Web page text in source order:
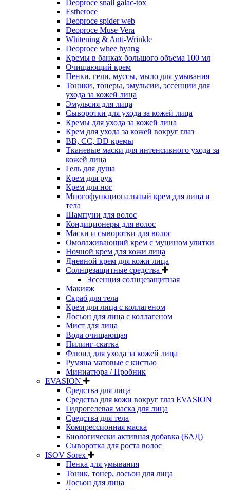
Deoproce snail galac-tox
Estheroce
Deoproce spider web
Deoproce Muse Vera
Whitening & Anti-Wrinkle
Deoproce whee hyang
Кремы в банках большого объема 100 мл
Очищающий крем
Пенки, гели, муссы, мыло для умывания
Тоники, тонеры, эмульсии, эссенции для
ухода за кожей лица
Эмульсия для лица
Сыворотки для ухода за кожей лица
Кремы для ухода за кожей лица
Крем для ухода за кожей вокруг глаз
BB, CC, DD кремы
Тканевые маски для интенсивного ухода за
кожей лица
Гель для душа
Крем для рук
Крем для ног
Многофункциональный крем для лица и
тела
Шампуни для волос
Кондиционеры для волос
Маски и сыворотки для волос
Омолаживающий крем с муцином улитки
Ночной крем для кожи лица
Дневной крем для кожи лица
Солнцезащитные средства
Эссенция солнцезащитная
Макияж
Скраб для тела
Крем для лица с коллагеном
Лосьон для лица с коллагеном
Мист для лица
Вода очищающая
Пилинг-скатка
Флюид для ухода за кожей лица
Румяна матовые с кистью
Миниатюра / Пробник
EVASION
Средства для лица
Средства для кожи вокруг глаз EVASION
Гидрогелевая маска для лица
Средства для тела
Компрессионная маска
Биологически активная добавка (БАД)
Сыворотка для роста волос
ISOV Sorex
Пенка для умывания
Тоник, тонер, лосьон для лица
Лосьон для лица